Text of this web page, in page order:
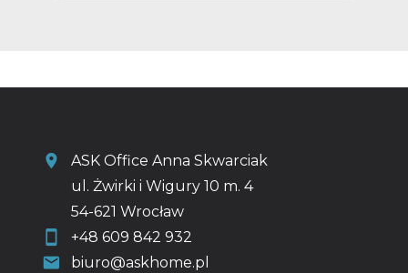
ASK Office Anna Skwarciak
ul. Żwirki i Wigury 10 m. 4
54-621 Wrocław
+48 609 842 932
biuro@askhome.pl